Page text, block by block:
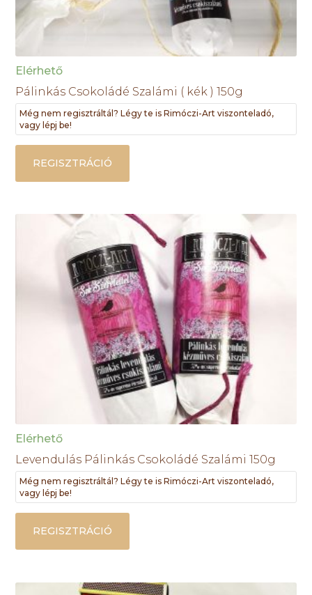
Elérhető
Pálinkás Csokoládé Szalámi ( kék ) 150g
Még nem regisztráltál? Légy te is Rimóczi-Art viszonteladó,
vagy lépj be!
REGISZTRÁCIÓ
Elérhető
Levendulás Pálinkás Csokoládé Szalámi 150g
Még nem regisztráltál? Légy te is Rimóczi-Art viszonteladó,
vagy lépj be!
REGISZTRÁCIÓ